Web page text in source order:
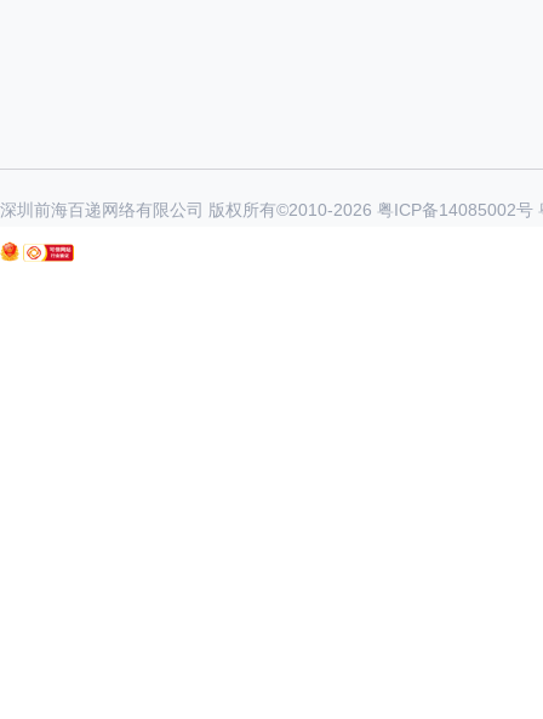
深圳前海百递网络有限公司 版权所有©2010-2026 粤ICP备14085002号